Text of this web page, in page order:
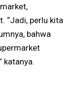
“Jadi, perlu kita
bahwa
katanya.